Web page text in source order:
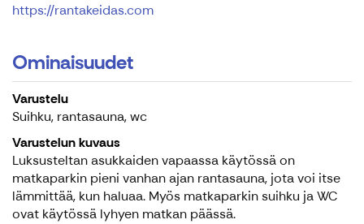
https://rantakeidas.com
Ominaisuudet
Varustelu
Suihku, rantasauna, wc
Varustelun kuvaus
Luksusteltan asukkaiden vapaassa käytössä on
matkaparkin pieni vanhan ajan rantasauna, jota voi itse
lämmittää, kun haluaa. Myös matkaparkin suihku ja WC
ovat käytössä lyhyen matkan päässä.